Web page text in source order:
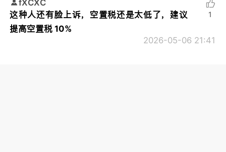
fXCXC
这种人还有脸上诉，空置税还是太低了，建议
提高空置税 10%
2026-05-06 21:41
1